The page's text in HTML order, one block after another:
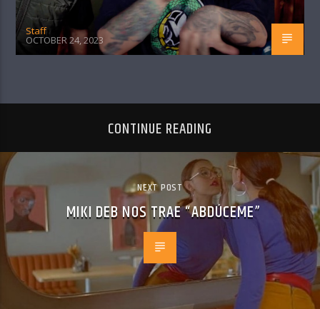
Staff
OCTOBER 24, 2023
CONTINUE READING
NEXT POST
MIKI DEB NOS TRAE “ABDÚCEME”